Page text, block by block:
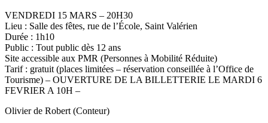
VENDREDI 15 MARS – 20H30
Lieu : Salle des fêtes, rue de l’École, Saint Valérien
Durée : 1h10
Public : Tout public dès 12 ans
Site accessible aux PMR (Personnes à Mobilité Réduite)
Tarif : gratuit (places limitées – réservation conseillée à l’Office de
Tourisme) – OUVERTURE DE LA BILLETTERIE LE MARDI 6
FEVRIER A 10H –
Olivier de Robert (Conteur)